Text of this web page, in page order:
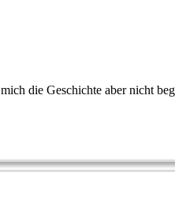
die Geschichte aber nicht